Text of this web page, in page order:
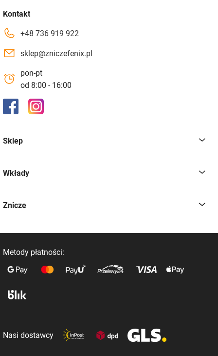
Kontakt
+48 736 919 922
sklep@zniczefenix.pl
pon-pt
od 8:00 - 16:00
Sklep
Wkłady
Znicze
Metody płatności:
Nasi dostawcy